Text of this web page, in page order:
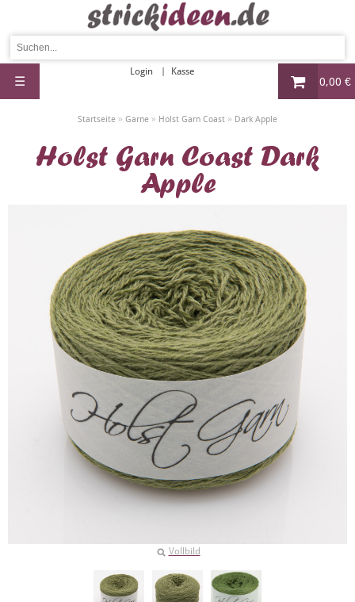
0,00 €
Login Kasse
☰
Startseite » Garne » Holst Garn Coast » Dark Apple
Holst Garn Coast Dark
Apple
Vollbild